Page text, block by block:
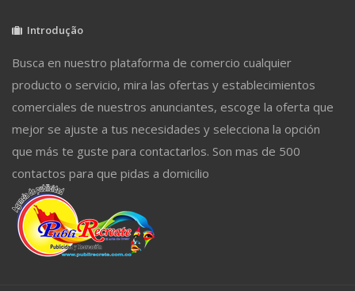
Introdução
Busca en nuestro plataforma de comercio cualquier
producto o servicio, mira las ofertas y establecimientos
comerciales de nuestros anunciantes, escoge la oferta que
mejor se ajuste a tus necesidades y selecciona la opción
que más te guste para contactarlos. Son mas de 500
contactos para que pidas a domicilio